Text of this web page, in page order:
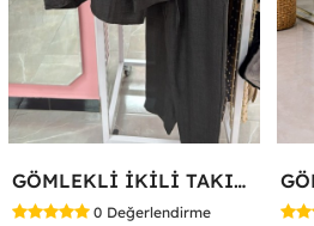
GÖMLEKLİ İKİLİ TAKIM Siyah
0 Değerlendirme